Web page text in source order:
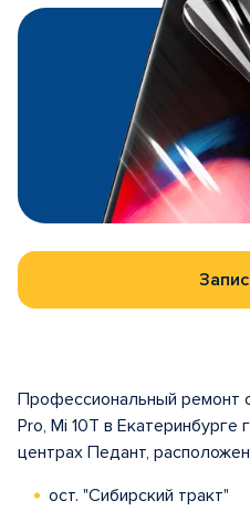
Профессиональный ремонт
Pro, Mi 10T в Екатеринбурге
центрах Педант,
ост. "Сибирский тракт"